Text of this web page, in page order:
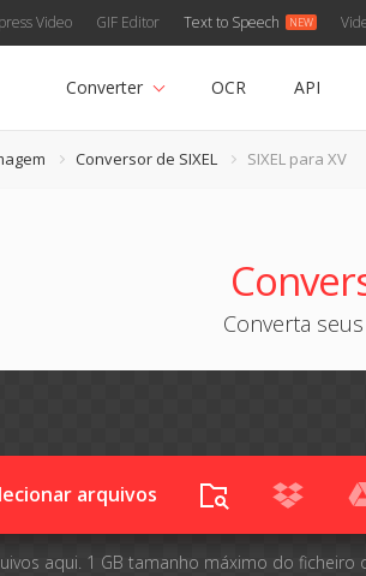
Video GIF Editor Text to Speech
Converter OCR API
Conversor de SIXEL SIXEL para XV
Converta
arquivos
aqui. 1 GB tamanho máximo do ficheiro